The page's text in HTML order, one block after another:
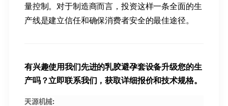
量控制。对于制造商而言，投资这样一条全面的生
产线是建立信任和确保消费者安全的最佳途径。
有兴趣使用我们先进的乳胶避孕套设备升级您的生
产吗？立即联系我们，获取详细报价和技术规格。
天源机械: